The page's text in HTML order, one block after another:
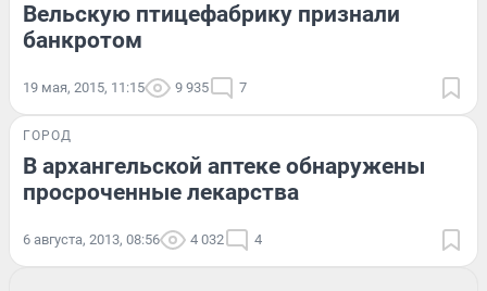
Вельскую птицефабрику признали
банкротом
19 мая, 2015, 11:15 9 935 7
ГОРОД
В архангельской аптеке обнаружены
просроченные лекарства
6 августа, 2013, 08:56 4 032 4